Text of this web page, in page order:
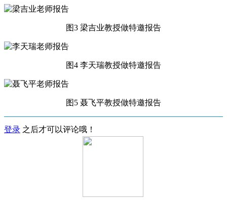
图3 梁吉业教授做特邀报告
图4 李天瑞教授做特邀报告
图5 聂飞平教授做特邀报告
登录 之后才可以评论哦！